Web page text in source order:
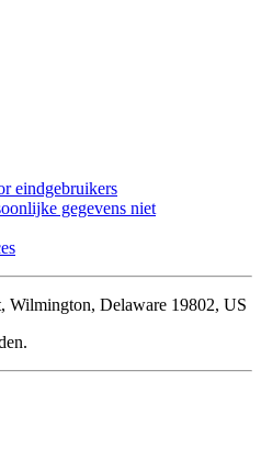
eindgebruikers
gegevens niet
Wilmington, Delaware 19802, US